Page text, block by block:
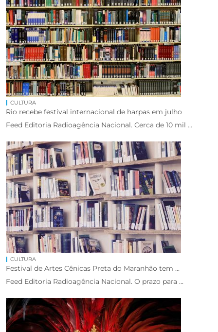
CULTURA
Rio recebe festival internacional de harpas em julho
Feed Editoria Radioagência Nacional. Cerca de 10 mil ...
CULTURA
Festival de Artes Cênicas Preta do Maranhão tem ...
Feed Editoria Radioagência Nacional. O prazo para ...